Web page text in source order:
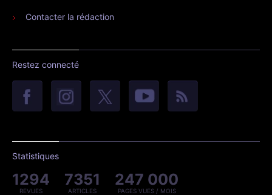
Contacter la rédaction
Restez connecté
Statistiques
1294
REVUES
7351
ARTICLES
247 000
PAGES VUES / MOIS